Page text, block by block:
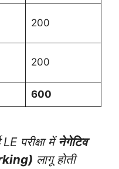
200
200
600
परीक्षा मेंनेगेटिव
लागू होती